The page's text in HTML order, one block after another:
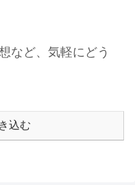
など、気軽にどう
込む